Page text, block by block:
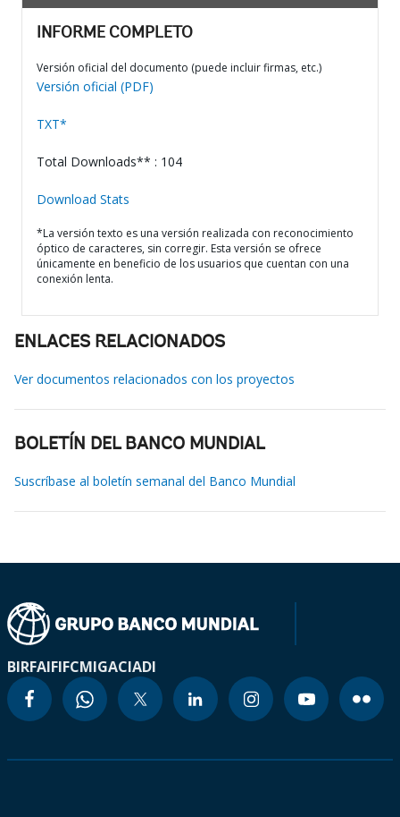
INFORME COMPLETO
Versión oficial del documento (puede incluir firmas, etc.)
Versión oficial (PDF)
TXT*
Total Downloads** : 104
Download Stats
*La versión texto es una versión realizada con reconocimiento
óptico de caracteres, sin corregir. Esta versión se ofrece
únicamente en beneficio de los usuarios que cuentan con una
conexión lenta.
ENLACES RELACIONADOS
Ver documentos relacionados con los proyectos
BOLETÍN DEL BANCO MUNDIAL
Suscríbase al boletín semanal del Banco Mundial
BIRFAIFIFCMIGACIADI